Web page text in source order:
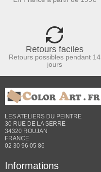
Retours faciles
Retours possibles pendant 14
jours
LES ATELIERS DU PEINTRE
30 RUE DE LA SERRE
34320 ROUJAN
FRANCE
02 30 96 05 86
Informations